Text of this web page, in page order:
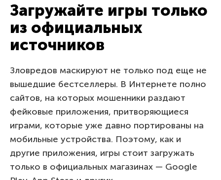
Загружайте игры только
из официальных
источников
Зловредов маскируют не только под еще не
вышедшие бестселлеры. В Интернете полно
сайтов, на которых мошенники раздают
фейковые приложения, притворяющиеся
играми, которые уже давно портированы на
мобильные устройства. Поэтому, как и
другие приложения, игры стоит загружать
только в официальных магазинах — Google